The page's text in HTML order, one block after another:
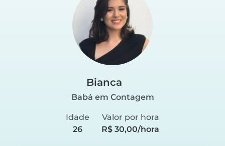
Bianca
Babá em Contagem
Idade
26
Valor por hora
R$ 30,00/hora